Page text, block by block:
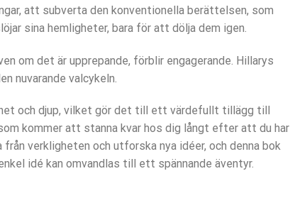
att subverta den konventionella berättelsen, som
sina hemligheter, bara för att dölja dem igen.
om det är upprepande, förblir engagerande. Hillarys
nuvarande valcykeln.
och djup, vilket gör det till ett värdefullt tillägg till
kommer att stanna kvar hos dig långt efter att du har
verkligheten och utforska nya idéer, och denna bok
idé kan omvandlas till ett spännande äventyr.